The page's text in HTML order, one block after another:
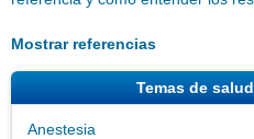
Mostrar referencias
Temas de
Anestesia